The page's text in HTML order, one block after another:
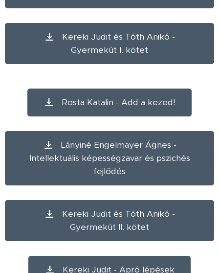
Kereki Judit és Tóth Anikó -
Gyermekút I. kötet
Rosta Katalin - Add a kezed!
Lányiné Engelmayer Ágnes -
Intellektuális képességzavar és pszichés
fejlődés
Kereki Judit és Tóth Anikó -
Gyermekút II. kötet
Kereki Judit - Apró lépések